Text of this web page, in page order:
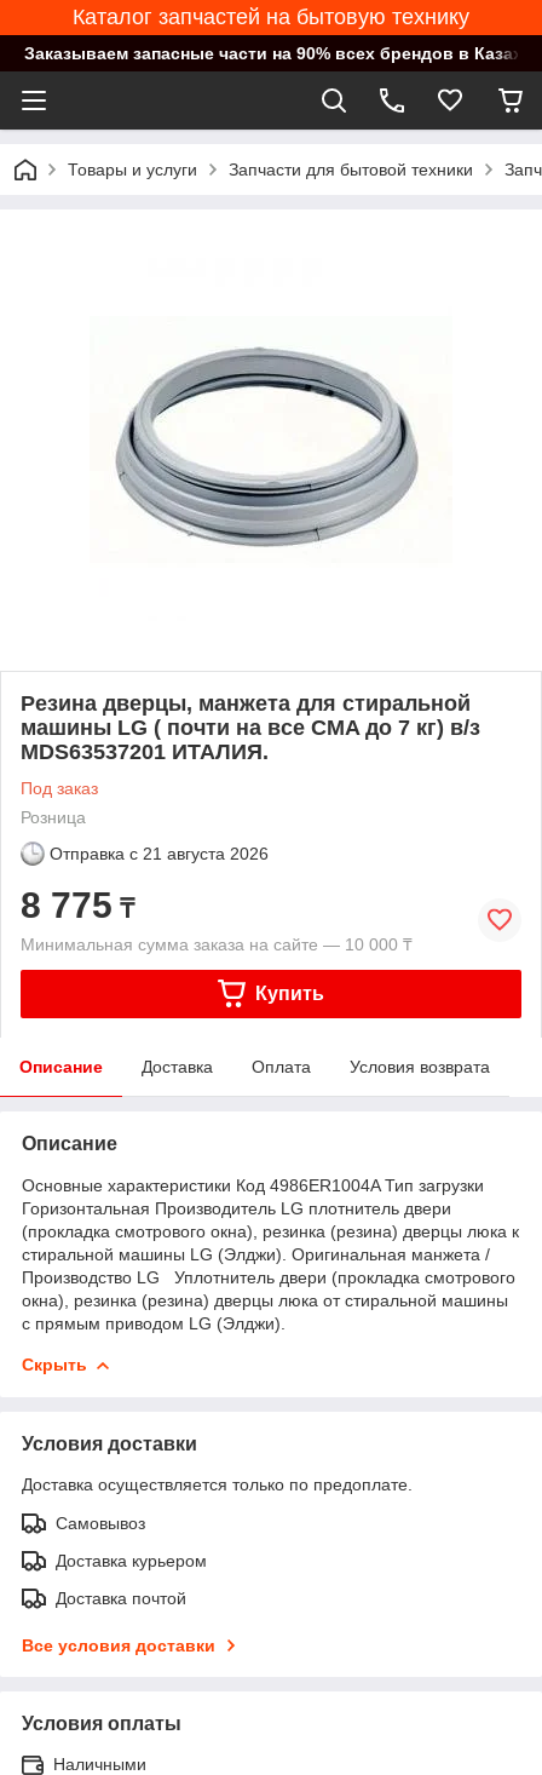
Каталог запчастей на бытовую технику
Заказываем запасные части на 90% всех брендов в
Товары и услуги Запчасти для бытовой техники
Резина дверцы, манжета для стиральной
машины LG ( почти на все CMA до 7 кг) в/з
MDS63537201 ИТАЛИЯ.
Под заказ
Розница
Отправка с 21 августа 2026
8 775 ₸
Минимальная сумма заказа на сайте — 10 000 ₸
Купить
Описание Доставка Оплата Условия возврата
Описание
Основные характеристики Код 4986ER1004A Тип загрузки
Горизонтальная Производитель LG плотнитель двери
(прокладка смотрового окна), резинка (резина) дверцы люка к
стиральной машины LG (Элджи). Оригинальная манжета /
Производство LG Уплотнитель двери (прокладка смотрового
окна), резинка (резина) дверцы люка от стиральной машины
с прямым приводом LG (Элджи).
Скрыть
Условия доставки
Доставка осуществляется только по предоплате.
Самовывоз
Доставка курьером
Доставка почтой
Все условия доставки
Условия оплаты
Наличными